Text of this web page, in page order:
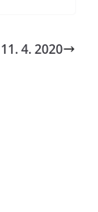
4. 2020